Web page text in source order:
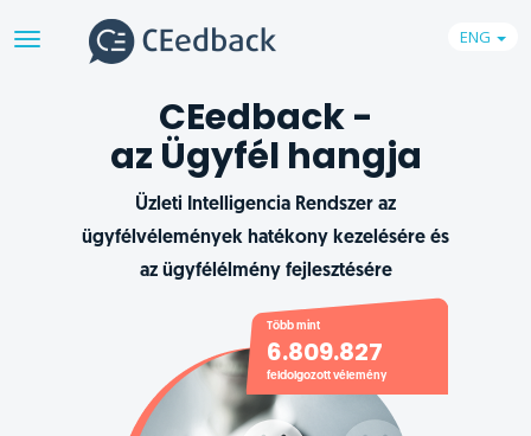
Toggle
navigation
ENG
CEedback -
az Ügyfél hangja
Üzleti Intelligencia Rendszer az
ügyfélvélemények hatékony kezelésére és
az ügyfélélmény fejlesztésére
Több mint
6.809.827
feldolgozott vélemény